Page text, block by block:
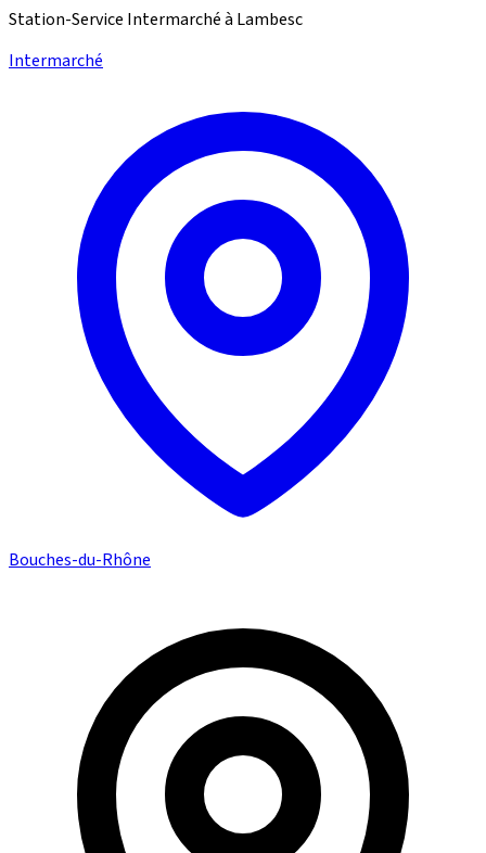
Station-Service Intermarché à Lambesc
Intermarché
Bouches-du-Rhône